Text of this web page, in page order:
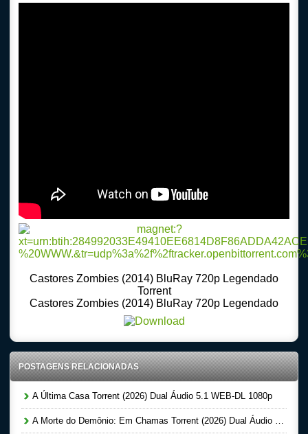
Castores Zombies (2014) BluRay 720p Legendado
Torrent
Castores Zombies (2014) BluRay 720p Legendado
POSTAGENS RELACIONADAS
A Última Casa Torrent (2026) Dual Áudio 5.1 WEB-DL 1080p
A Morte do Demônio: Em Chamas Torrent (2026) Dual Áudio WEB-DL 720p | 1080p